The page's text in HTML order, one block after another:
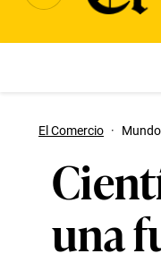
El Comercio · Mundo
una